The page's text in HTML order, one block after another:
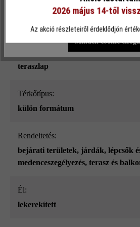
Terhelhetőség:
csak gyalogos közlekedésre
teraszlap
Térkőtípus:
külön formátum
Rendeltetés:
bejárati területek, járdák, lépcsők
medenceszegélyezés, terasz és
él:
lekerekített
Csak
Minden cookie
2026 május 14-től
Az akció részleteiről érdeklődjön